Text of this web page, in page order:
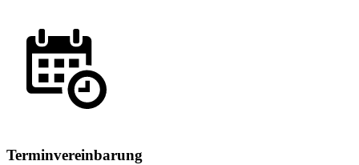
Terminvereinbarung